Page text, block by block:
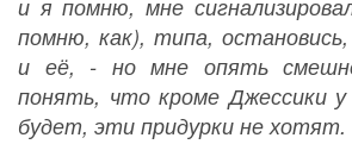
и я помню, мне
помню, как), типа,
и её, - но мне опять
понять, что кроме Джессики
будет, эти придурки не хотят.